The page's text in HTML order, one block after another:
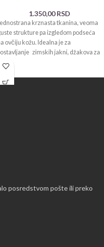
1.350,00RSD
krznasta tkanina, veoma
strukture pa izgledom podseća
ovčiju kožu. Idealna je za
zimskih jakni, džakova za
posredstvom pošte ili preko